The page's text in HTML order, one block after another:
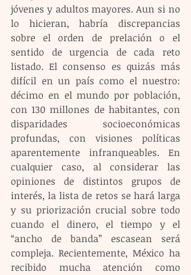
jóvenes y adultos mayores. Aun si no
lo hicieran, habría discrepancias
sobre el orden de prelación o el
sentido de urgencia de cada reto
listado. El consenso es quizás más
difícil en un país como el nuestro:
décimo en el mundo por población,
con 130 millones de habitantes, con
disparidades socioeconómicas
profundas, con visiones políticas
aparentemente infranqueables. En
cualquier caso, al considerar las
opiniones de distintos grupos de
interés, la lista de retos se hará larga
y su priorización crucial sobre todo
cuando el dinero, el tiempo y el
“ancho de banda” escasean será
compleja. Recientemente, México ha
recibido mucha atención como